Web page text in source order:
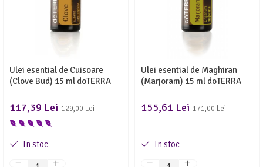
Ulei esential de Cuisoare
(Clove Bud) 15 ml doTERRA
129,00 Lei
117,39 Lei
In stoc
Ulei esential de Maghiran
(Marjoram) 15 ml doTERRA
171,00 Lei
155,61 Lei
In stoc